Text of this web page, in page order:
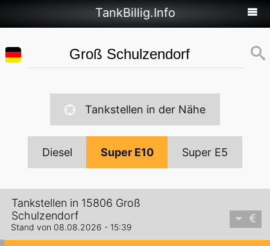
TankBillig.Info
Tankstellen in der Nähe
Diesel Super E10 Super E5
Tankstellen in 15806 Groß
Schulzendorf
Stand von 08.08.2026 - 15:39